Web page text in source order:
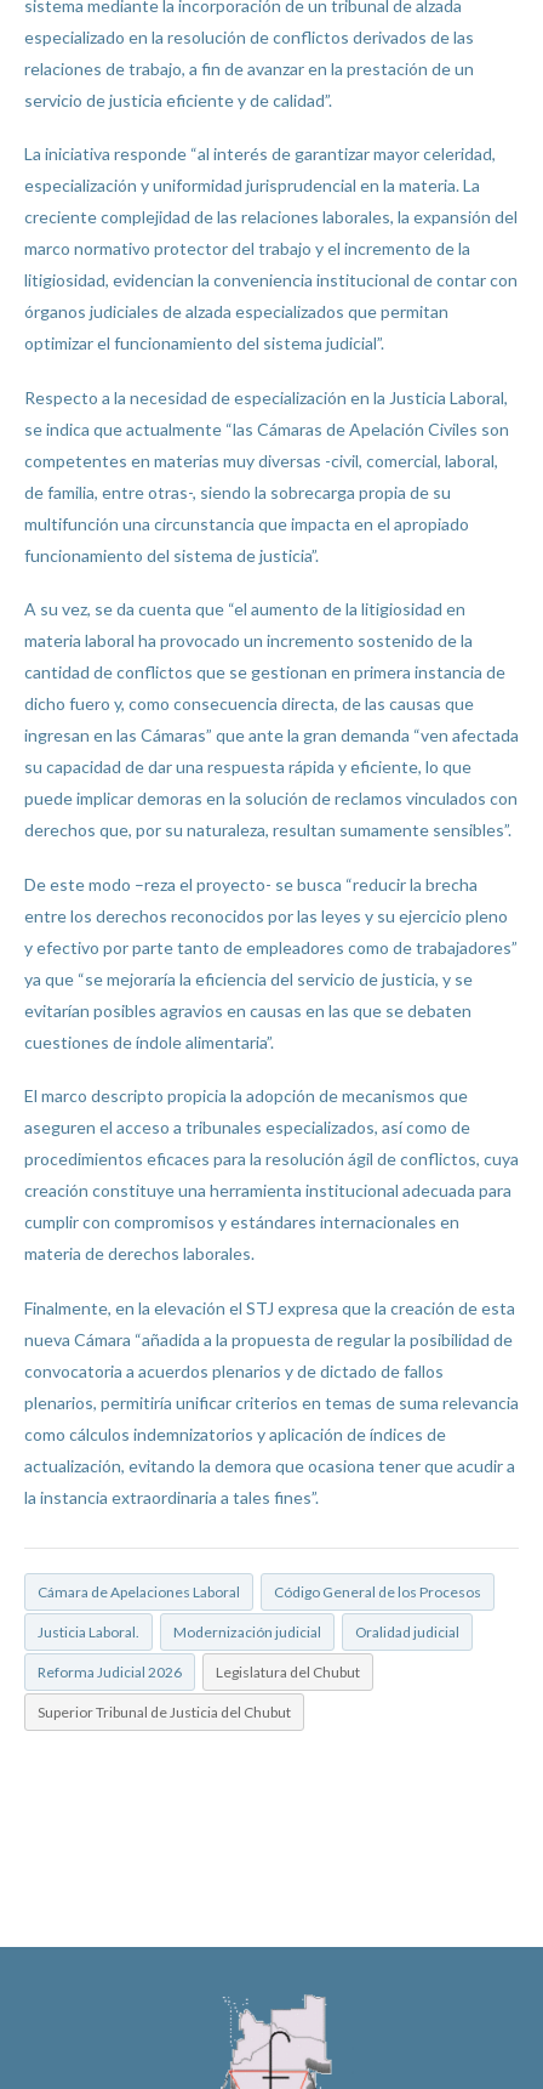
sistema mediante la incorporación de un tribunal de alzada
especializado en la resolución de conflictos derivados de las
relaciones de trabajo, a fin de avanzar en la prestación de un
servicio de justicia eficiente y de calidad”.
La iniciativa responde “al interés de garantizar mayor celeridad,
especialización y uniformidad jurisprudencial en la materia. La
creciente complejidad de las relaciones laborales, la expansión del
marco normativo protector del trabajo y el incremento de la
litigiosidad, evidencian la conveniencia institucional de contar con
órganos judiciales de alzada especializados que permitan
optimizar el funcionamiento del sistema judicial”.
Respecto a la necesidad de especialización en la Justicia Laboral,
se indica que actualmente “las Cámaras de Apelación Civiles son
competentes en materias muy diversas -civil, comercial, laboral,
de familia, entre otras-, siendo la sobrecarga propia de su
multifunción una circunstancia que impacta en el apropiado
funcionamiento del sistema de justicia”.
A su vez, se da cuenta que “el aumento de la litigiosidad en
materia laboral ha provocado un incremento sostenido de la
cantidad de conflictos que se gestionan en primera instancia de
dicho fuero y, como consecuencia directa, de las causas que
ingresan en las Cámaras” que ante la gran demanda “ven afectada
su capacidad de dar una respuesta rápida y eficiente, lo que
puede implicar demoras en la solución de reclamos vinculados con
derechos que, por su naturaleza, resultan sumamente sensibles”.
De este modo –reza el proyecto- se busca “reducir la brecha
entre los derechos reconocidos por las leyes y su ejercicio pleno
y efectivo por parte tanto de empleadores como de trabajadores”
ya que “se mejoraría la eficiencia del servicio de justicia, y se
evitarían posibles agravios en causas en las que se debaten
cuestiones de índole alimentaria”.
El marco descripto propicia la adopción de mecanismos que
aseguren el acceso a tribunales especializados, así como de
procedimientos eficaces para la resolución ágil de conflictos, cuya
creación constituye una herramienta institucional adecuada para
cumplir con compromisos y estándares internacionales en
materia de derechos laborales.
Finalmente, en la elevación el STJ expresa que la creación de esta
nueva Cámara “añadida a la propuesta de regular la posibilidad de
convocatoria a acuerdos plenarios y de dictado de fallos
plenarios, permitiría unificar criterios en temas de suma relevancia
como cálculos indemnizatorios y aplicación de índices de
actualización, evitando la demora que ocasiona tener que acudir a
la instancia extraordinaria a tales fines”.
Cámara de Apelaciones Laboral Código General de los Procesos
Justicia Laboral. Modernización judicial Oralidad judicial
Reforma Judicial 2026 Legislatura del Chubut
Superior Tribunal de Justicia del Chubut